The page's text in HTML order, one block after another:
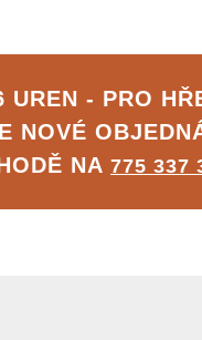
UREN - PRO
NOVÉ
NA 775 337